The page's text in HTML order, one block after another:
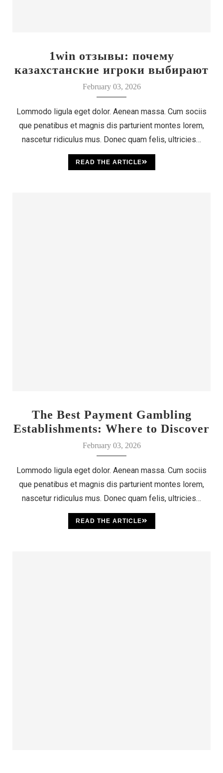
1win отзывы: почему
казахстанские игроки выбирают
этот бренд
February 03, 2026
Lommodo ligula eget dolor. Aenean massa. Cum sociis
que penatibus et magnis dis parturient montes lorem,
nascetur ridiculus mus. Donec quam felis, ultricies…
READ THE ARTICLE
The Best Payment Gambling
Establishments: Where to Discover
Your Luck
February 03, 2026
Lommodo ligula eget dolor. Aenean massa. Cum sociis
que penatibus et magnis dis parturient montes lorem,
nascetur ridiculus mus. Donec quam felis, ultricies…
READ THE ARTICLE